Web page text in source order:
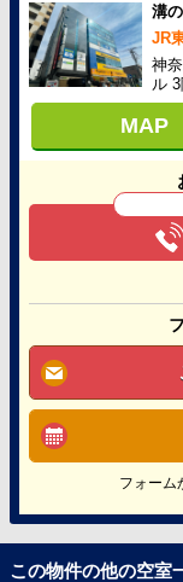
溝
JR
神
ル
MAP
フォーム
この物件の他の空室